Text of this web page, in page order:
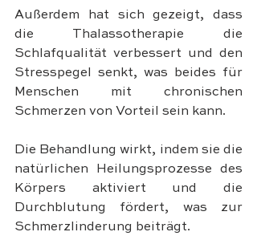
Außerdem hat sich gezeigt, dass
die Thalassotherapie die
Schlafqualität verbessert und den
Stresspegel senkt, was beides für
Menschen mit chronischen
Schmerzen von Vorteil sein kann.
Die Behandlung wirkt, indem sie die
natürlichen Heilungsprozesse des
Körpers aktiviert und die
Durchblutung fördert, was zur
Schmerzlinderung beiträgt.